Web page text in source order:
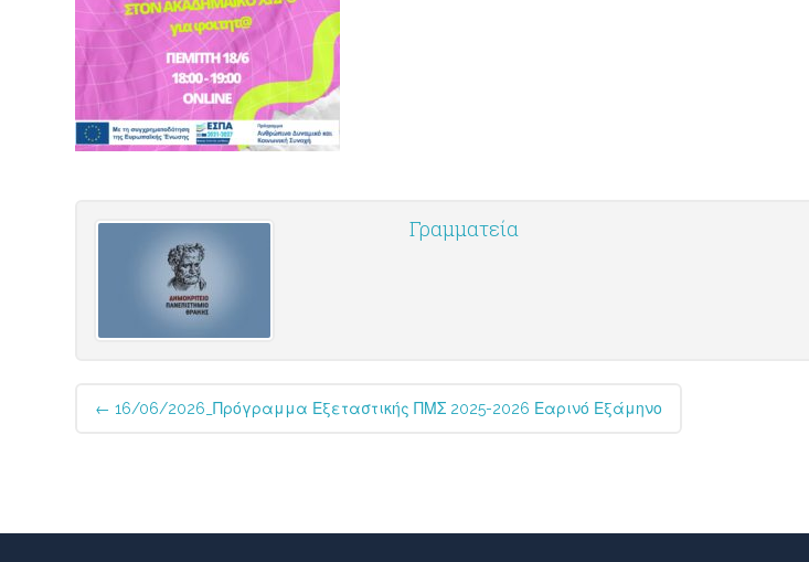
Γραμματεία
Post
navigation
← 16/06/2026_Πρόγραμμα Εξεταστικής ΠΜΣ 2025-2026 Εαρινό Εξάμηνο